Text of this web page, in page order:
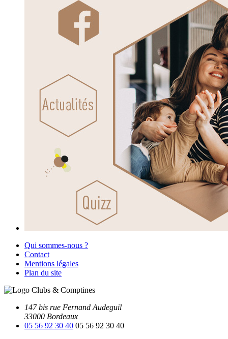
Qui sommes-nous ?
Contact
Mentions légales
Plan du site
147 bis rue Fernand Audeguil
33000 Bordeaux
05 56 92 30 40 05 56 92 30 40